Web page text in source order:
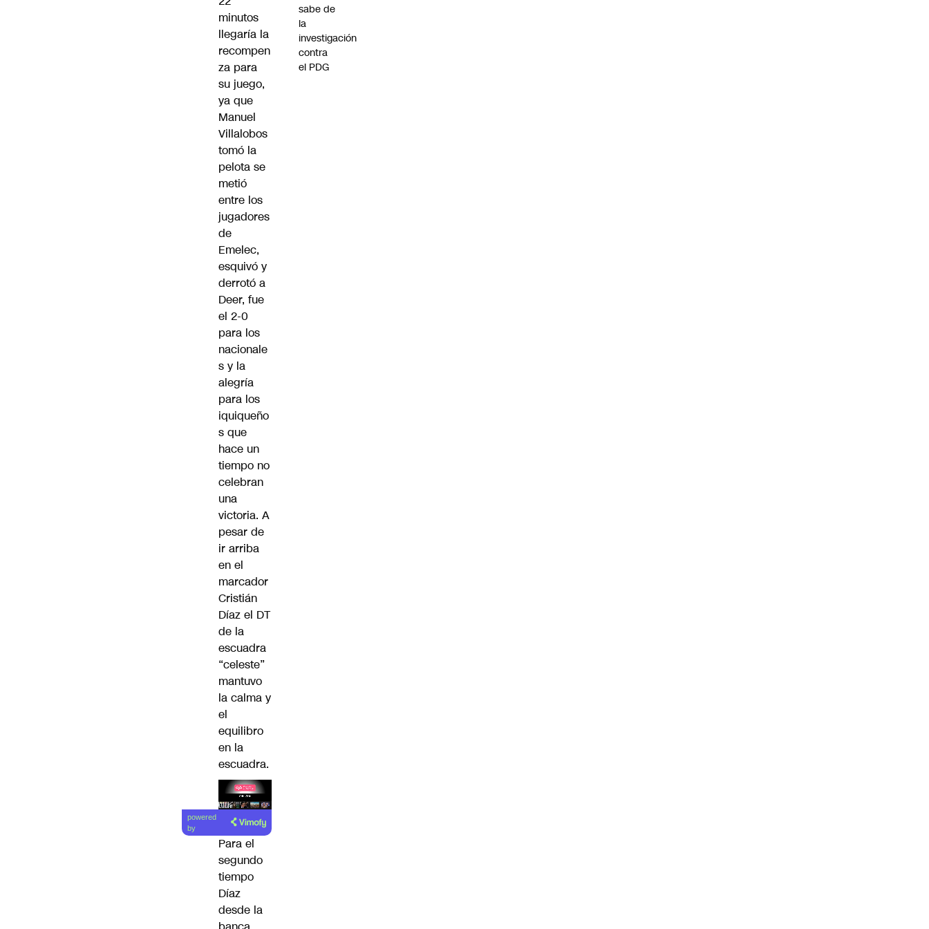
minutos
llegaría la
recompen
za para
su juego,
ya que
Manuel
Villalobos
tomó la
pelota se
metió
entre los
jugadores
de
Emelec,
esquivó y
derrotó a
Deer, fue
el 2-0
para los
nacionale
s y la
alegría
para los
iquiqueño
s que
hace un
tiempo no
celebran
una
victoria. A
pesar de
ir arriba
en el
marcador
Cristián
Díaz el DT
de la
escuadra
“celeste”
mantuvo
la calma y
el
equilibro
en la
escuadra.
Lea el
artículo
powered
by
Para el
segundo
tiempo
Díaz
desde la
sabe de
la
investigación
contra
el PDG